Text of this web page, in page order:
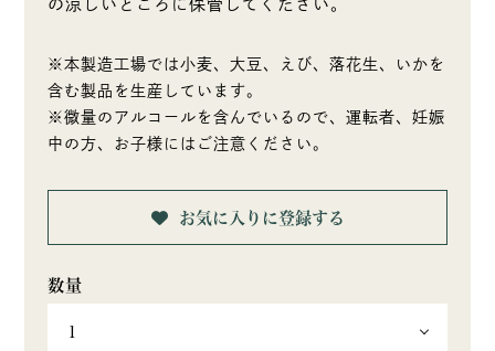
の涼しいところに保管してください。
※本製造工場では小麦、大豆、えび、落花生、いかを
含む製品を生産しています。
※微量のアルコールを含んでいるので、運転者、妊娠
中の方、お子様にはご注意ください。
お気に入りに登録する